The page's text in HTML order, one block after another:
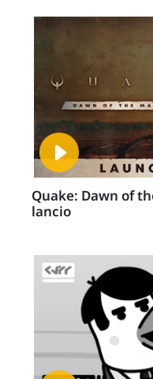
Quake: Dawn of
lancio